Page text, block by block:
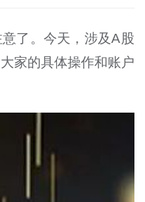
了。今天，涉及A股
家的具体操作和账户